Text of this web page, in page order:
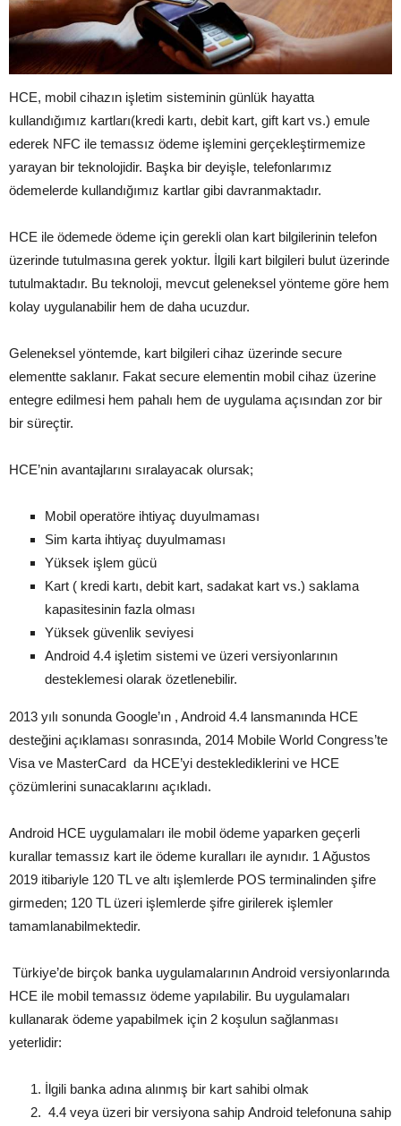
HCE, mobil cihazın işletim sisteminin günlük hayatta
kullandığımız kartları(kredi kartı, debit kart, gift kart vs.) emule
ederek NFC ile temassız ödeme işlemini gerçekleştirmemize
yarayan bir teknolojidir. Başka bir deyişle, telefonlarımız
ödemelerde kullandığımız kartlar gibi davranmaktadır.
HCE ile ödemede ödeme için gerekli olan kart bilgilerinin telefon
üzerinde tutulmasına gerek yoktur. İlgili kart bilgileri bulut üzerinde
tutulmaktadır. Bu teknoloji, mevcut geleneksel yönteme göre hem
kolay uygulanabilir hem de daha ucuzdur.
Geleneksel yöntemde, kart bilgileri cihaz üzerinde secure
elementte saklanır. Fakat secure elementin mobil cihaz üzerine
entegre edilmesi hem pahalı hem de uygulama açısından zor bir
bir süreçtir.
HCE’nin avantajlarını sıralayacak olursak;
Mobil operatöre ihtiyaç duyulmaması
Sim karta ihtiyaç duyulmaması
Yüksek işlem gücü
Kart ( kredi kartı, debit kart, sadakat kart vs.) saklama
kapasitesinin fazla olması
Yüksek güvenlik seviyesi
Android 4.4 işletim sistemi ve üzeri versiyonlarının
desteklemesi olarak özetlenebilir.
2013 yılı sonunda Google’ın , Android 4.4 lansmanında HCE
desteğini açıklaması sonrasında, 2014 Mobile World Congress’te
Visa ve MasterCard da HCE’yi desteklediklerini ve HCE
çözümlerini sunacaklarını açıkladı.
Android HCE uygulamaları ile mobil ödeme yaparken geçerli
kurallar temassız kart ile ödeme kuralları ile aynıdır. 1 Ağustos
2019 itibariyle 120 TL ve altı işlemlerde POS terminalinden şifre
girmeden; 120 TL üzeri işlemlerde şifre girilerek işlemler
tamamlanabilmektedir.
Türkiye’de birçok banka uygulamalarının Android versiyonlarında
HCE ile mobil temassız ödeme yapılabilir. Bu uygulamaları
kullanarak ödeme yapabilmek için 2 koşulun sağlanması
yeterlidir:
İlgili banka adına alınmış bir kart sahibi olmak
4.4 veya üzeri bir versiyona sahip Android telefonuna sahip